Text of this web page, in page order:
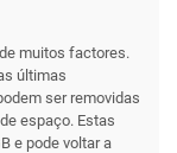
muitos factores.
últimas
ser removidas
espaço. Estas
e pode voltar a